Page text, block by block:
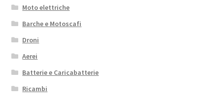
Moto elettriche
Barche e Motoscafi
Droni
Aerei
Batterie e Caricabatterie
Ricambi